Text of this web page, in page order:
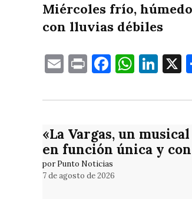
Miércoles frío,
con lluvias débiles
EmailPrintFacebook
«La Vargas, un
en función única y
por Punto Noticias
7 de agosto de 2026